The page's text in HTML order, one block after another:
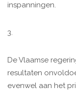
inspanningen.
3.
De Vlaamse
resultaten
evenwel aan het